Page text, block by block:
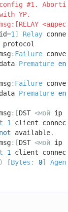
#1. Aborti
YP.
<адрес
=1 ] Relay conne
protocol
: Failure conve
Premature en
: Failure conve
Premature en
:[DST <мой ip
1
client connec
not available.
:[DST <мой ip
1
client connec
) [Bytes : 0]
Agen